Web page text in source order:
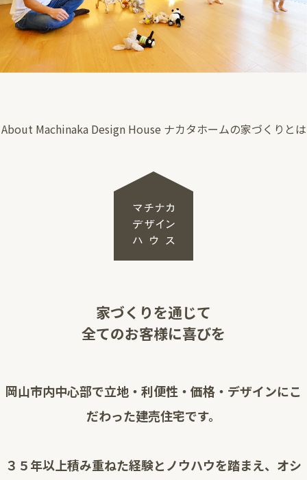
About Machinaka Design House ナカタホームの家づくりとは
家づくりを通じて
全てのお客様に喜びを
岡山市内中心部で立地・利便性・価格・デザインにこ
だわった建売住宅です。
３５年以上積み重ねた経験とノウハウを踏まえ、オシ